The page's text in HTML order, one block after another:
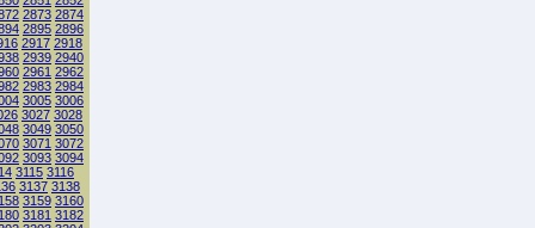
2873 2874
2895 2896
2917 2918
2939 2940
2961 2962
2983 2984
3005 3006
3027 3028
3049 3050
3071 3072
3093 3094
3115 3116
3137 3138
3159 3160
3181 3182